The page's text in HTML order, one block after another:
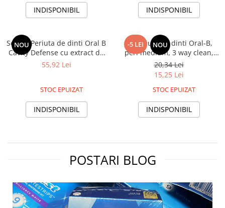
INDISPONIBIL INDISPONIBIL
NOU
Set 4 x Periuta de dinti Oral B
Cavity Defense cu extract de
carbune, peri medii
55,92 Lei
STOC EPUIZAT
INDISPONIBIL
-5 LEI NOU
3x Periuta de dinti Oral-B,
peri medium, 3 way clean,
diferite culori
20,34 Lei
15,25 Lei
STOC EPUIZAT
INDISPONIBIL
POSTARI BLOG